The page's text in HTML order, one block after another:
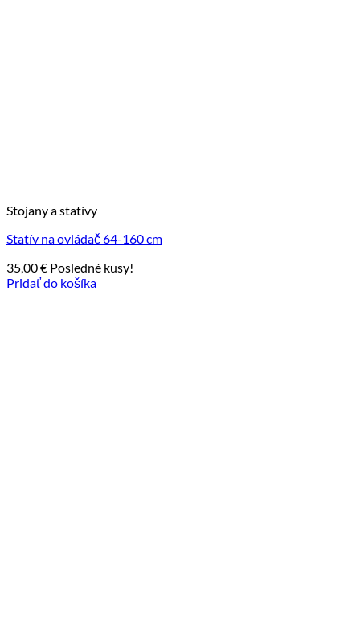
Stojany a statívy
Statív na ovládač 64-160 cm
35,00€ Posledné kusy!
Pridať do košíka